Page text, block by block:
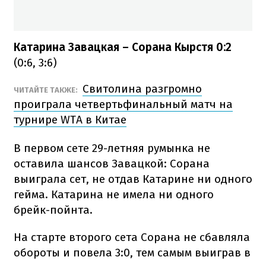
Катарина Завацкая – Сорана Кырстя 0:2
(0:6, 3:6)
ЧИТАЙТЕ ТАКЖЕ:
Свитолина разгромно
проиграла четвертьфинальный матч на
турнире WTA в Китае
В первом сете 29-летняя румынка не
оставила шансов Завацкой: Сорана
выиграла сет, не отдав Катарине ни одного
гейма. Катарина не имела ни одного
брейк-пойнта.
На старте второго сета Сорана не сбавляла
обороты и повела 3:0, тем самым выиграв в